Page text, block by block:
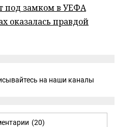
под замком в УЕФА
оказалась правдой
на наши каналы
(20)